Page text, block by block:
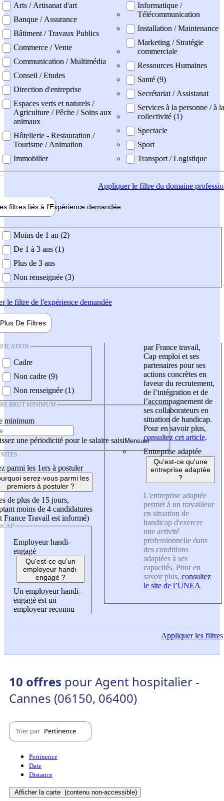
Arts / Artisanat d'art
Banque / Assurance
Bâtiment / Travaux Publics
Commerce / Vente
Communication / Multimédia
Conseil / Etudes
Direction d'entreprise
Espaces verts et naturels /
Agriculture / Pêche / Soins aux
animaux
Hôtellerie - Restauration /
Tourisme / Animation
Immobilier
Informatique /
Télécommunication
Installation / Maintenance
Marketing / Stratégie
commerciale
Ressources Humaines
Santé (9)
Secrétariat / Assistanat
Services à la personne / à la
collectivité (1)
Spectacle
Sport
Transport / Logistique
Appliquerle filtre du domaine
filtres liés à l'Expérience demandée
demandée
Moins de 1 an (2)
De 1 à 3 ans (1)
Plus de 3 ans
Non renseignée (3)
le filtre de l'expérience demandée
Plus De Filtres
Cadre
Non cadre (9)
Non renseignée (1)
BRUT MINIMUM
minimum
une périodicité pour le salaire saisi
parmi les 1ers à postuler
serez-vous parmi les
premiers à postuler ?
de plus de 15 jours,
moins de 4 candidatures
France Travail est informé)
Employeur handi-
engagé
Qu'est-ce qu'un
employeur handi-
engagé ?
Un employeur handi-
engagé est un
employeur reconnu
par France travail,
Cap emploi et ses
partenaires pour ses
actions concrètes en
faveur du recrutement,
de l’intégration et de
l’accompagnement de
ses collaborateurs en
situation de handicap.
Pour en savoir plus,
consultez cet article.
Entreprise adaptée
Qu'est-ce qu'une
entreprise adaptée
?
L'entreprise adaptée
permet à un travailleur
en situation de
handicap d'exercer
une activité
professionnelle dans
des conditions
adaptées à ses
capacités. Pour en
savoir plus, consultez
le site de l’UNEA.
Appliquerles filtres
10 offres pour Agent hospitalier -
Cannes (06150, 06400)
Trier par Pertinence
Pertinence
Date
Distance
Afficher la carte (contenu non-accessible)